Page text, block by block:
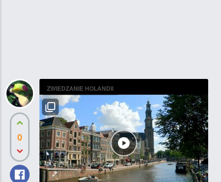
0
ZWIEDZANIE HOLANDII